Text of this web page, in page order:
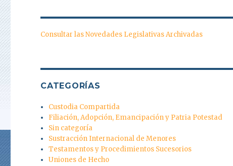
Consultar las Novedades Legislativas Archivadas
CATEGORÍAS
Custodia Compartida
Filiación, Adopción, Emancipación y Patria Potestad
Sin categoría
Sustracción Internacional de Menores
Testamentos y Procedimientos Sucesorios
Uniones de Hecho